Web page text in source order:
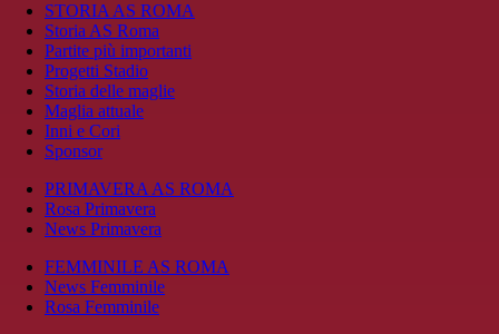
STORIA AS ROMA
Storia AS Roma
Partite più importanti
Progetti Stadio
Storia delle maglie
Maglia attuale
Inni e Cori
Sponsor
PRIMAVERA AS ROMA
Rosa Primavera
News Primavera
FEMMINILE AS ROMA
News Femminile
Rosa Femminile